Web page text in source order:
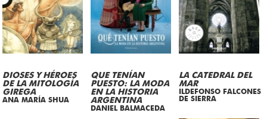
DIOSES Y HÉROES
DE LA MITOLOGÍA
GIREGA
ANA MARÍA SHUA
QUE TENÍAN
PUESTO: LA MODA
EN LA HISTORIA
ARGENTINA
DANIEL BALMACEDA
LA CATEDRAL DEL
MAR
ILDEFONSO FALCONES
DE SIERRA